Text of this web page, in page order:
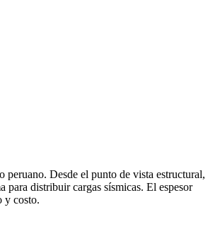
peruano. Desde el punto de vista estructural,
distribuir cargas sísmicas. El espesor
y costo.